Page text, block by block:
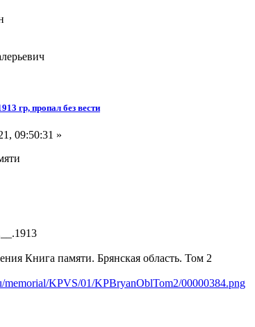
гр, пропал без вести
09:50:31 »
Книга памяти. Брянская область. Том 2
memorial/KPVS/01/KPBryanOblTom2/00000384.png